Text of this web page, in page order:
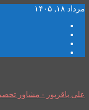
مرداد ۱۸, ۱۴۰۵
علی باقرپور - مشاور